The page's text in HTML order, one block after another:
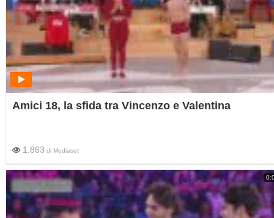
Amici 18, la sfida tra Vincenzo e Valentina
1.863 di Mediaset